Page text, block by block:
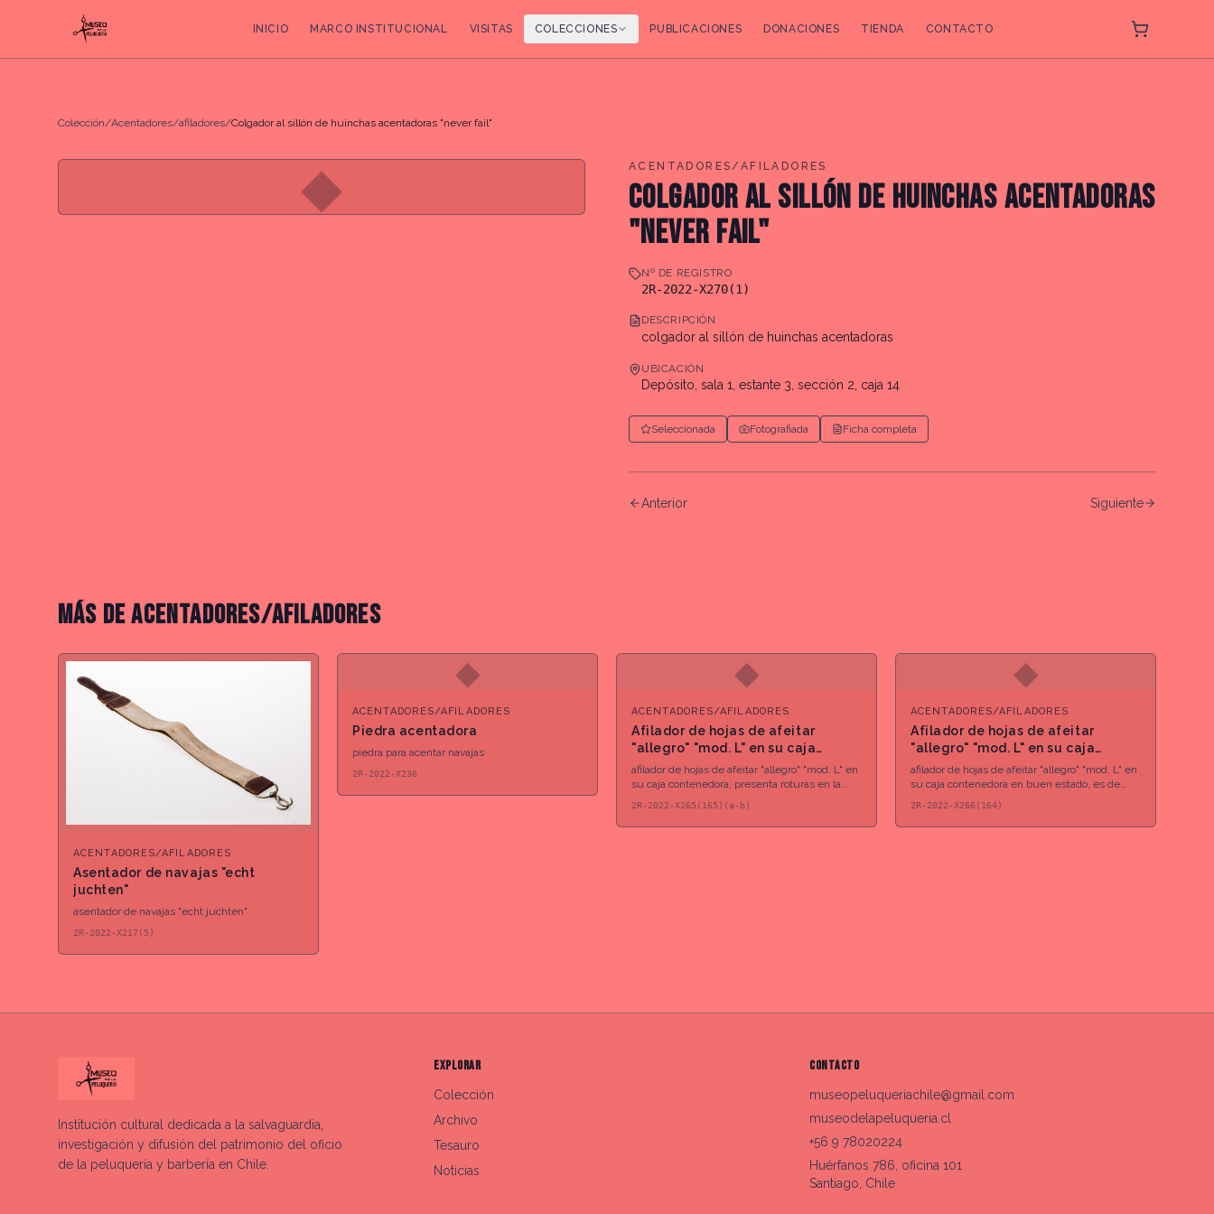
INICIO MARCO INSTITUCIONAL VISITAS COLECCIONES PUBLICACIONES DONACIONES TIENDA CONTACTO
Colección/Acentadores/afiladores/Colgador al sillón de huinchas acentadoras "never fail"
◆ ACENTADORES/AFILADORES
COLGADOR AL SILLÓN DE HUINCHAS ACENTADORAS
"NEVER FAIL"
Nº DE REGISTRO
2R-2022-X270(1)
DESCRIPCIÓN
colgador al sillón de huinchas acentadoras
UBICACIÓN
Depósito, sala 1, estante 3, sección 2, caja 14
Seleccionada Fotografiada Ficha completa
Anterior Siguiente
MÁS DEACENTADORES/AFILADORES
ACENTADORES/AFILADORES
Asentador de navajas "echt
juchten"
asentador de navajas "echt juchten"
2R-2022-X217(5)
◆
ACENTADORES/AFILADORES
Piedra acentadora
piedra para acentar navajas
2R-2022-X236
◆
ACENTADORES/AFILADORES
Afilador de hojas de afeitar
"allegro" "mod. L" en su caja
contenedora
afilador de hojas de afeitar "allegro" "mod. L" en
su caja contenedora, presenta roturas en la
2R-2022-X265(165)(a-b)
◆
ACENTADORES/AFILADORES
Afilador de hojas de afeitar
"allegro" "mod. L" en su caja
contenedora
afilador de hojas de afeitar "allegro" "mod. L" en
su caja contenedora en buen estado, es de
2R-2022-X266(164)
Institución cultural dedicada a la salvaguardia,
investigación y difusión del patrimonio del oficio
de la peluquería y barbería en Chile.
EXPLORAR
Colección
Archivo
Tesauro
Noticias
CONTACTO
museopeluqueriachile@gmail.com
museodelapeluqueria.cl
+56 9 78020224
Huérfanos 786, oficina 101
Santiago, Chile